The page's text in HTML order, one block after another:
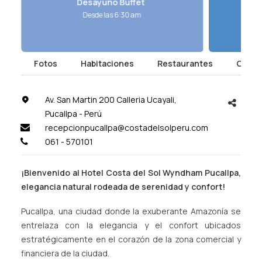
Desde las 6:30 am
Fotos Habitaciones Restaurantes
Av. San Martin 200 Calleria Ucayali,
Pucallpa - Perú
recepcionpucallpa@costadelsolperu.com
061 - 570101
¡Bienvenido al Hotel Costa del Sol Wyndham Pucallpa,
elegancia natural rodeada de serenidad y confort!
Pucallpa, una ciudad donde la exuberante Amazonía se
entrelaza con la elegancia y el confort ubicados
estratégicamente en el corazón de la zona comercial y
financiera de la ciudad.